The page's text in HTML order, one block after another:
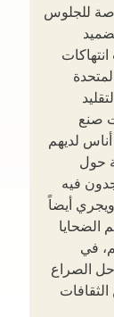
للجلوس
صنع
لديهم
حول
فيه
أيضاً
الضحايا
في
الصراع